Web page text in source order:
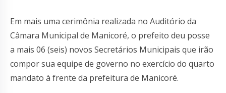
Em mais uma cerimônia realizada no Auditório da
Câmara Municipal de Manicoré, o prefeito deu posse
a mais 06 (seis) novos Secretários Municipais que irão
compor sua equipe de governo no exercício do quarto
mandato à frente da prefeitura de Manicoré.